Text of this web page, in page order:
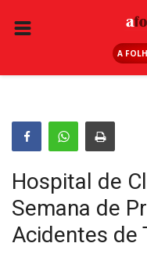
A
ANUNCIE AQUI
ESPORTE
REGIÃO
SAÚDE
EDUCAÇÃO
Hospital de
Semana de
Acidentes de